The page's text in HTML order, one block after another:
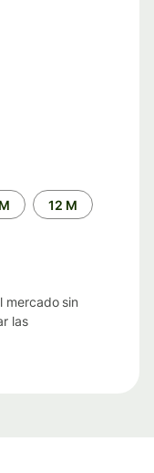
12 M
mercado sin
las